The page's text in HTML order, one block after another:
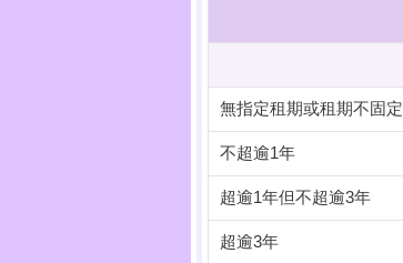
無指定租期或租期不固定
不超逾1年
超逾1年但不超逾3年
超逾3年